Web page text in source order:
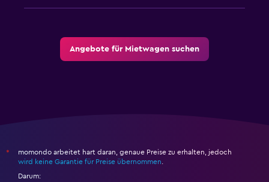
Angebote für Mietwagen suchen
*
momondo arbeitet hart daran, genaue Preise zu erhalten, jedoch
wird keine Garantie für Preise übernommen.
Darum: